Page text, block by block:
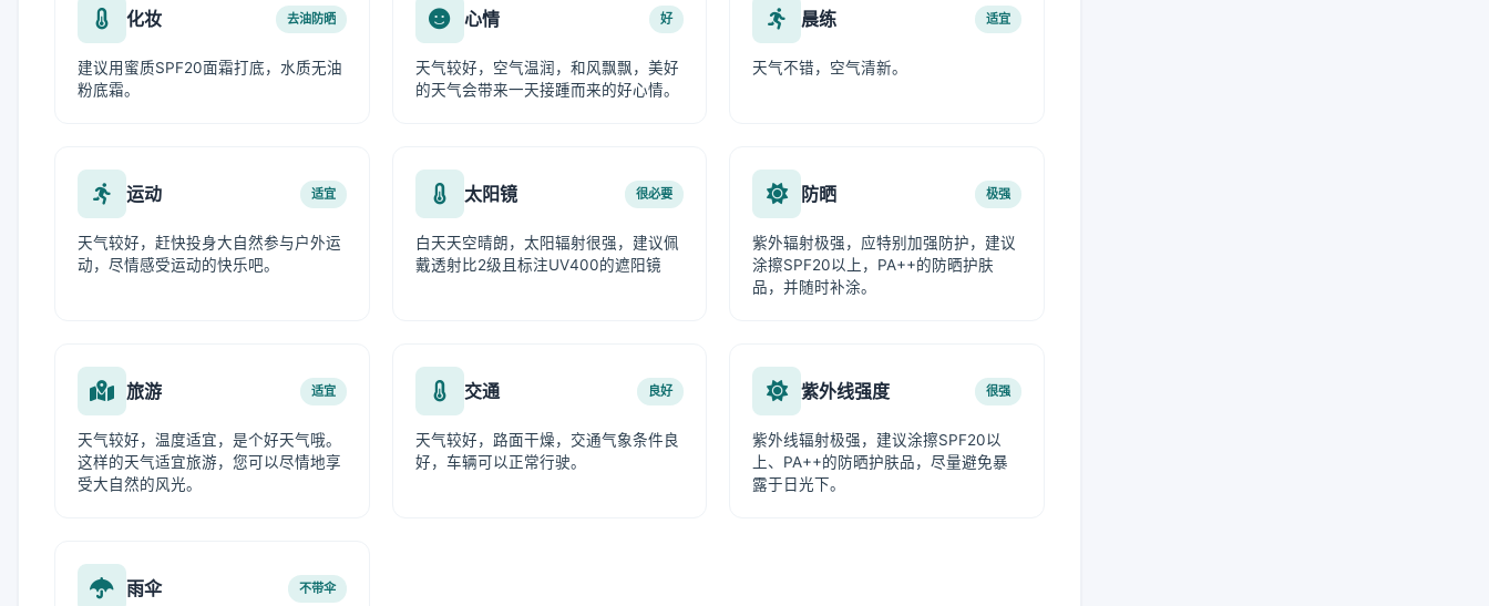
化妆 去油防晒
建议用蜜质SPF20面霜打底，水质无油
粉底霜。
心情 好
天气较好，空气温润，和风飘飘，美好
的天气会带来一天接踵而来的好心情。
晨练 适宜
天气不错，空气清新。
运动 适宜
天气较好，赶快投身大自然参与户外运
动，尽情感受运动的快乐吧。
太阳镜 很必要
白天天空晴朗，太阳辐射很强，建议佩
戴透射比2级且标注UV400的遮阳镜
防晒 极强
紫外辐射极强，应特别加强防护，建议
涂擦SPF20以上，PA++的防晒护肤
品，并随时补涂。
旅游 适宜
天气较好，温度适宜，是个好天气哦。
这样的天气适宜旅游，您可以尽情地享
受大自然的风光。
交通 良好
天气较好，路面干燥，交通气象条件良
好，车辆可以正常行驶。
紫外线强度 很强
紫外线辐射极强，建议涂擦SPF20以
上、PA++的防晒护肤品，尽量避免暴
露于日光下。
雨伞 不带伞